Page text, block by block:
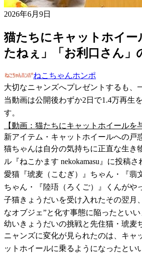
2026年6月9日
猫たちにキャットホイ
たねぇ」「お利口さん」
ねこちゃんホンポ
大切なニャンズへプレゼントするも、
当動画は公開後わずか2日で1.4万再生
す。
【動画：猫たちにキャットホイール
新アイテム・キャットホイールへの戸
猫ちゃんは自分の気持ちに正直な生き
ル『ねこかます nekokamasu』に投稿
愛猫『琥麦（こむぎ）』ちゃん・『翡
ちゃん・『陸珸（ろくご）』くんがや
子猫きょうだいを受け入れたその翌月
なオブジェ”と化す事態に陥ったとい
幼いきょうだいの挑戦と先住猫・琥麦
ニャンズに変化が見られたのは、キャ
ットホイールに乗るようになったとい